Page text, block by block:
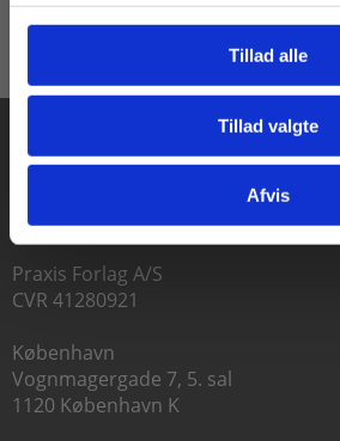
Tillad alle
Tillad valgte
Afvis
Praxis Forlag A/S
CVR 41280921
København
Vognmagergade 7, 5. sal
1120 København K
Gå til praxisOnline